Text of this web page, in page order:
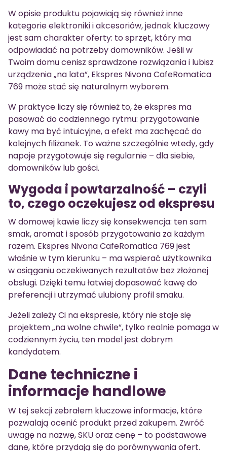
W opisie produktu pojawiają się również inne
kategorie elektroniki i akcesoriów, jednak kluczowy
jest sam charakter oferty: to sprzęt, który ma
odpowiadać na potrzeby domowników. Jeśli w
Twoim domu cenisz sprawdzone rozwiązania i lubisz
urządzenia „na lata”, Ekspres Nivona CafeRomatica
769 może stać się naturalnym wyborem.
W praktyce liczy się również to, że ekspres ma
pasować do codziennego rytmu: przygotowanie
kawy ma być intuicyjne, a efekt ma zachęcać do
kolejnych filiżanek. To ważne szczególnie wtedy, gdy
napoje przygotowuje się regularnie – dla siebie,
domowników lub gości.
Wygoda i powtarzalność – czyli
to, czego oczekujesz od ekspresu
W domowej kawie liczy się konsekwencja: ten sam
smak, aromat i sposób przygotowania za każdym
razem. Ekspres Nivona CafeRomatica 769 jest
właśnie w tym kierunku – ma wspierać użytkownika
w osiąganiu oczekiwanych rezultatów bez złożonej
obsługi. Dzięki temu łatwiej dopasować kawę do
preferencji i utrzymać ulubiony profil smaku.
Jeżeli zależy Ci na ekspresie, który nie staje się
projektem „na wolne chwile”, tylko realnie pomaga w
codziennym życiu, ten model jest dobrym
kandydatem.
Dane techniczne i
informacje handlowe
W tej sekcji zebrałem kluczowe informacje, które
pozwalają ocenić produkt przed zakupem. Zwróć
uwagę na nazwę, SKU oraz cenę – to podstawowe
dane, które przydają się do porównywania ofert.